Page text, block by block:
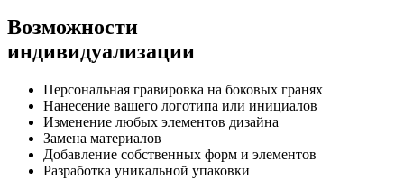
Возможности
индивидуализации
Персональная гравировка на боковых гранях
Нанесение вашего логотипа или инициалов
Изменение любых элементов дизайна
Замена материалов
Добавление собственных форм и элементов
Разработка уникальной упаковки